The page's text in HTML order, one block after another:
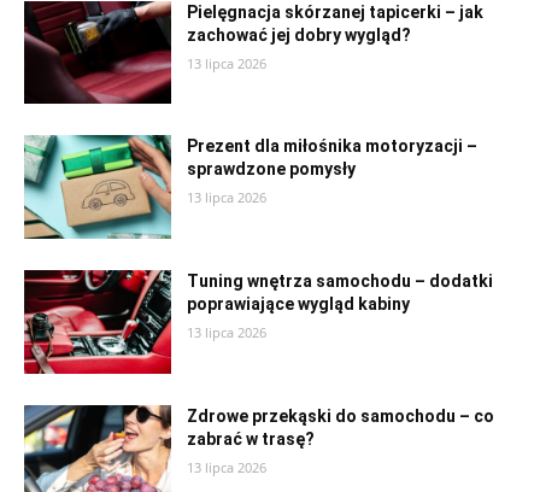
Pielęgnacja skórzanej tapicerki – jak
zachować jej dobry wygląd?
13 lipca 2026
Prezent dla miłośnika motoryzacji –
sprawdzone pomysły
13 lipca 2026
Tuning wnętrza samochodu – dodatki
poprawiające wygląd kabiny
13 lipca 2026
Zdrowe przekąski do samochodu – co
zabrać w trasę?
13 lipca 2026